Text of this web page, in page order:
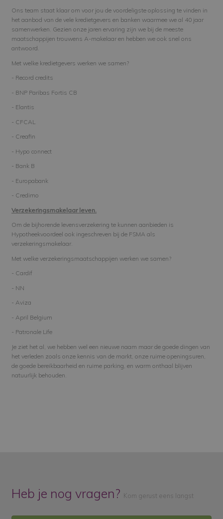
Ons team staat klaar om voor jou de voordeligste oplossing te vinden in
het aanbod van de vele kredietgevers en banken waarmee we al 40 jaar
samenwerken. Gezien onze jaren ervaring zijn we bij de meeste
maatschappijen trouwens A-makelaar en hebben we ook snel ons
antwoord.
Met welke kredietgevers werken we samen?
- Record credits
- BNP Paribas Fortis CB
- Elantis
- CFCAL
- Creafin
- Hypo connect
- Bank B
- Europabank
- Credimo
Verzekeringsmakelaar leven.
Om de bijhorende levensverzekering te kunnen aanbieden is
Hypotheekvoordeel ook ingeschreven bij de FSMA als
verzekeringsmakelaar.
Met welke verzekeringsmaatschappijen werken we samen?
- Cardif
- NN
- Aviza
- April Belgium
- Patronale Life
Je ziet het al, we hebben wel een nieuwe naam maar de goede dingen van
het verleden zoals onze kennis van de markt, onze ruime openingsuren,
de goede bereikbaarheid en ruime parking, en warm onthaal blijven
natuurlijk behouden.
Heb je nog vragen? Kom gerust eens langst